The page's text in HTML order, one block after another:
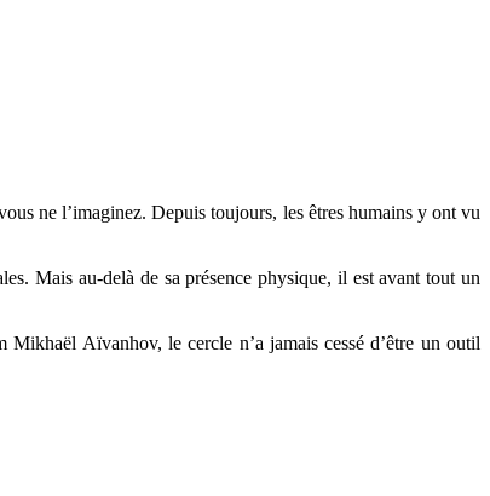
ne l’imaginez. Depuis toujours, les êtres humains y ont vu
Mais au-delà de sa présence physique, il est avant tout un
Aïvanhov, le cercle n’a jamais cessé d’être un outil